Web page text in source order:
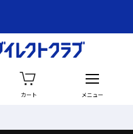
カート メニュー